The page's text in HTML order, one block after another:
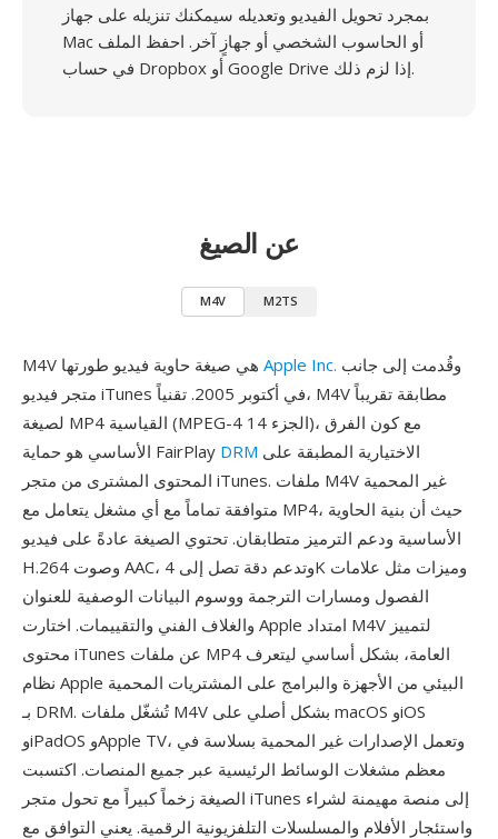
بمجرد تحويل الفيديو وتعديله سيمكنك تنزيله على جهاز
Mac أو الحاسوب الشخصي أو جهازٍ آخر. احفظ الملف
في حساب Dropbox أو Google Drive إذا لزم ذلك.
عن الصيغ
M4V M2TS
Apple Inc.
متجر فيديو iTunes في أكتوبر 2005. تقنياً، M4V مطابقة تقريباً
لصيغة MP4 القياسية (MPEG-4 الجزء 14)، مع كون الفرق
الأساسي هو حماية FairPlay DRM
المحتوى المشترى من متجر iTunes. ملفات M4V غير المحمية
متوافقة تماماً مع أي مشغل يتعامل مع MP4، حيث أن بنية الحاوية
الأساسية ودعم الترميز متطابقان. تحتوي الصيغة عادةً على فيديو
H.264 وصوت AAC، وتدعم دقة تصل إلى 4K وميزات مثل علامات
الفصول ومسارات الترجمة ووسوم البيانات الوصفية للعنوان
والغلاف الفني والتقييمات. اختارت Apple امتداد M4V لتمييز
محتوى iTunes عن ملفات MP4 العامة، بشكل أساسي ليتعرف
نظام Apple البيئي من الأجهزة والبرامج على المشتريات المحمية
بـ DRM. تُشغّل ملفات M4V بشكل أصلي على macOS وiOS
وiPadOS وApple TV، وتعمل الإصدارات غير المحمية بسلاسة في
معظم مشغلات الوسائط الرئيسية عبر جميع المنصات. اكتسبت
الصيغة زخماً كبيراً مع تحول متجر iTunes إلى منصة مهيمنة لشراء
واستئجار الأفلام والمسلسلات التلفزيونية الرقمية. يعني التوافق مع